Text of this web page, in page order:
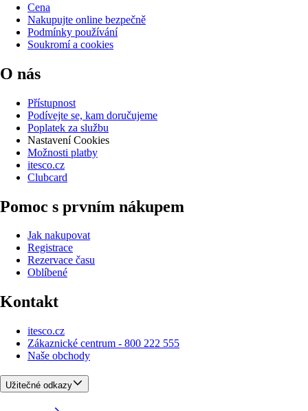
Cena
Nakupujte online bezpečně
Podmínky používání
Soukromí a cookies
O nás
Přístupnost
Podívejte se, kam doručujeme
Poplatek za službu
Nastavení Cookies
Možnosti platby
itesco.cz
Clubcard
Pomoc s prvním nákupem
Jak nakupovat
Registrace
Rezervace času
Oblíbené
Kontakt
itesco.cz
Zákaznické centrum - 800 222 555
Naše obchody
Užitečné odkazy